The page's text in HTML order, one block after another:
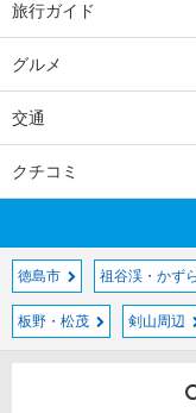
旅行ガイド
グルメ
交通
クチコミ
徳島市 祖谷渓・かず
板野・松茂 剣山周辺